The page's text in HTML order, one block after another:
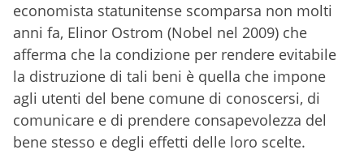
economista statunitense scomparsa non molti
anni fa, Elinor Ostrom (Nobel nel 2009) che
afferma che la condizione per rendere evitabile
la distruzione di tali beni è quella che impone
agli utenti del bene comune di conoscersi, di
comunicare e di prendere consapevolezza del
bene stesso e degli effetti delle loro scelte.